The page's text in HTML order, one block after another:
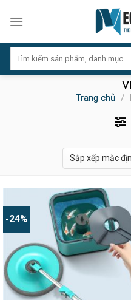
kiếm:
Trang chủ /
-24%